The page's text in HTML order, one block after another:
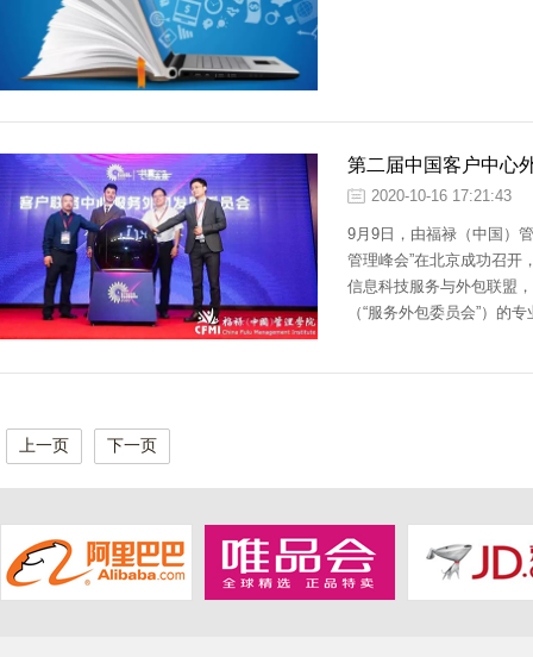
第二届中国客户中心
2020-10-16 17:21:43
9月9日，由福禄（中国）
管理峰会”在北京成功召开
信息科技服务与外包联盟
（“服务外包委员会”）的
上一页 下一页